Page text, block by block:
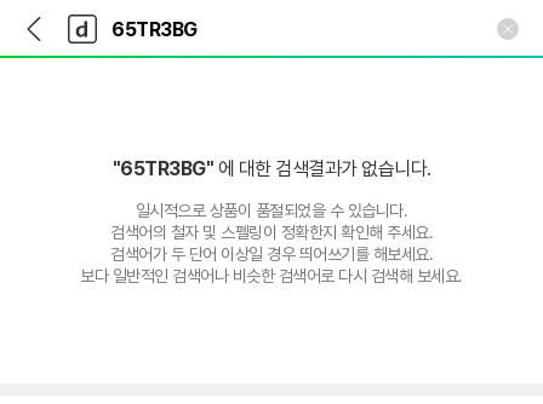
다
나
와
가
다
와
"65TR3BG" 에 대한 검색결과가 없습니다.
일시적으로 상품이 품절되었을 수 있습니다.
검색어의 철자 및 스펠링이 정확한지 확인해 주세요.
검색어가 두 단어 이상일 경우 띄어쓰기를 해보세요.
보다 일반적인 검색어나 비슷한 검색어로 다시 검색해 보세요.